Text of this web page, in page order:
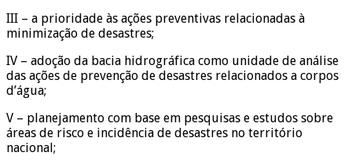
III – a prioridade às ações preventivas relacionadas à
minimização de desastres;
IV – adoção da bacia hidrográfica como unidade de análise
das ações de prevenção de desastres relacionados a corpos
d’água;
V – planejamento com base em pesquisas e estudos sobre
áreas de risco e incidência de desastres no território
nacional;